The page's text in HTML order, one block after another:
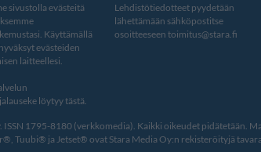
sivustolla evästeitä
Käyttämällä
evästeiden
laitteellesi.
löytyy tästä.
Lehdistötiedotteet pyydetään
lähettämään sähköpostitse
osoitteeseen toimitus@stara.fi
1795-8180 (verkkomedia). Kaikki oikeudet pidätetään.
Tuubi® ja Jetset® ovat Stara Media Oy:n rekisteröityjä